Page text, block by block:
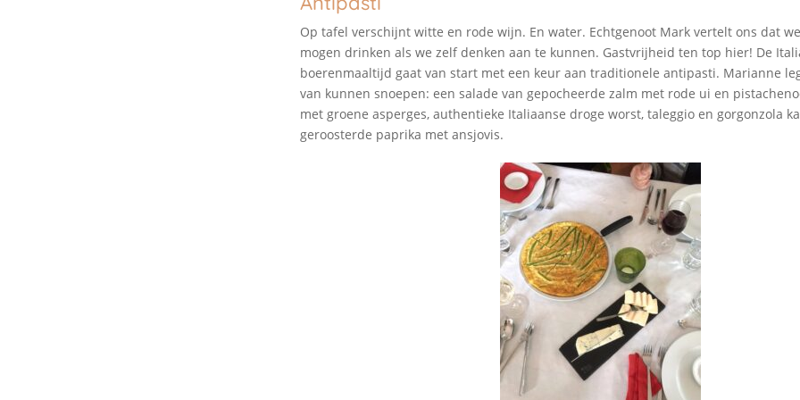
Op tafel verschijnt witte en rode wijn. En water. Echtgenoot Mark vertelt ons dat
mogen drinken als we zelf denken aan te kunnen. Gastvrijheid ten top hier! De
boerenmaaltijd gaat van start met een keur aan traditionele antipasti. Marianne
van kunnen snoepen: een salade van gepocheerde zalm met rode ui en
met groene asperges, authentieke Italiaanse droge worst, taleggio en gorgonzola
geroosterde paprika met ansjovis.